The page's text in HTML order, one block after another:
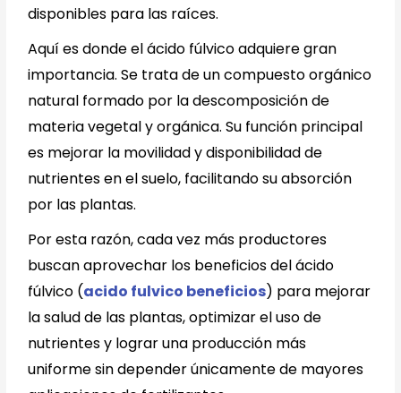
disponibles para las raíces.
Aquí es donde el ácido fúlvico adquiere gran
importancia. Se trata de un compuesto orgánico
natural formado por la descomposición de
materia vegetal y orgánica. Su función principal
es mejorar la movilidad y disponibilidad de
nutrientes en el suelo, facilitando su absorción
por las plantas.
Por esta razón, cada vez más productores
buscan aprovechar los beneficios del ácido
fúlvico (acido fulvico beneficios) para mejorar
la salud de las plantas, optimizar el uso de
nutrientes y lograr una producción más
uniforme sin depender únicamente de mayores